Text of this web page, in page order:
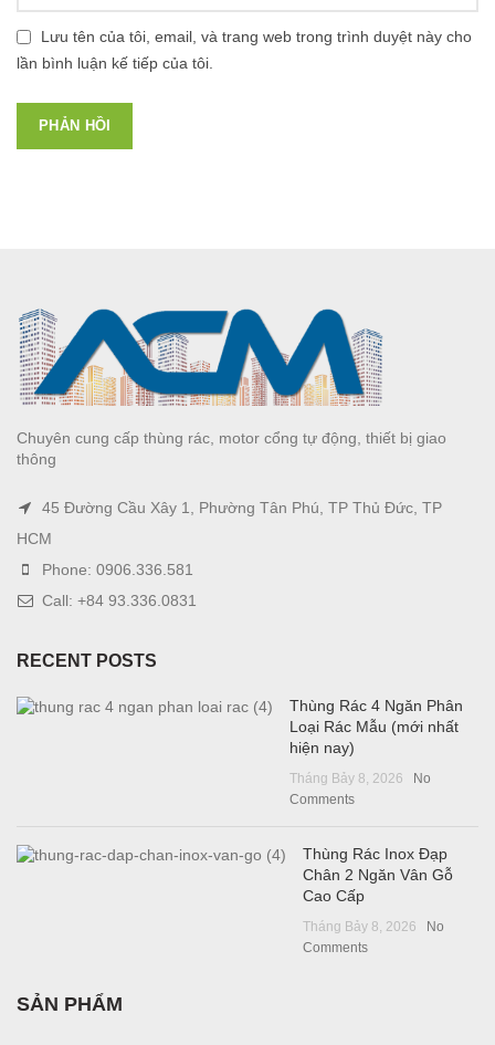
Lưu tên của tôi, email, và trang web trong trình duyệt này cho
lần bình luận kế tiếp của tôi.
Chuyên cung cấp thùng rác, motor cổng tự động, thiết bị giao
thông
45 Đường Cầu Xây 1, Phường Tân Phú, TP Thủ Đức, TP
HCM
Phone: 0906.336.581
Call: +84 93.336.0831
RECENT POSTS
Thùng Rác 4 Ngăn Phân
Loại Rác Mẫu (mới nhất
hiện nay)
Tháng Bảy 8, 2026
No
Comments
Thùng Rác Inox Đạp
Chân 2 Ngăn Vân Gỗ
Cao Cấp
Tháng Bảy 8, 2026
No
Comments
SẢN PHẨM